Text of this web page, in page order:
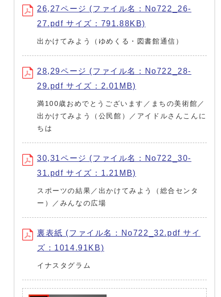
26,27ページ (ファイル名：No722_26-
27.pdf サイズ：791.88KB)
出かけてみよう（ゆめくる・図書館通信）
28,29ページ (ファイル名：No722_28-
29.pdf サイズ：2.01MB)
満100歳おめでとうございます／まちの美術館／
出かけてみよう（公民館）／アイドルさんこんに
ちは
30,31ページ (ファイル名：No722_30-
31.pdf サイズ：1.21MB)
スポーツの結果／出かけてみよう（総合センタ
ー）／みんなの広場
裏表紙 (ファイル名：No722_32.pdf サイ
ズ：1014.91KB)
イナスタグラム